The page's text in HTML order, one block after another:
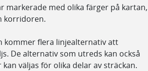
markerade med olika färger på kartan,
korridoren.
kommer flera linjealternativ att
De alternativ som utreds kan också
väljas för olika delar av sträckan.